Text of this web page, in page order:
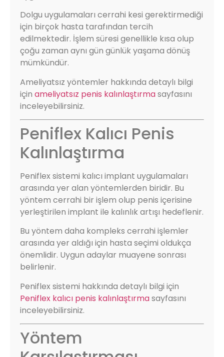
Dolgu uygulamaları cerrahi kesi gerektirmediği
için birçok hasta tarafından tercih
edilmektedir. İşlem süresi genellikle kısa olup
çoğu zaman aynı gün günlük yaşama dönüş
mümkündür.
Ameliyatsız yöntemler hakkında detaylı bilgi
için ameliyatsız penis kalınlaştırmasayfasını
inceleyebilirsiniz.
Peniflex Kalıcı Penis
Kalınlaştırma
Peniflex sistemi kalıcı implant uygulamaları
arasında yer alan yöntemlerden biridir. Bu
yöntem cerrahi bir işlem olup penis içerisine
yerleştirilen implant ile kalınlık artışı hedeflenir.
Bu yöntem daha kompleks cerrahi işlemler
arasında yer aldığı için hasta seçimi oldukça
önemlidir. Uygun adaylar muayene sonrası
belirlenir.
Peniflex sistemi hakkında detaylı bilgi için
Peniflex kalıcı penis kalınlaştırmasayfasını
inceleyebilirsiniz.
Yöntem